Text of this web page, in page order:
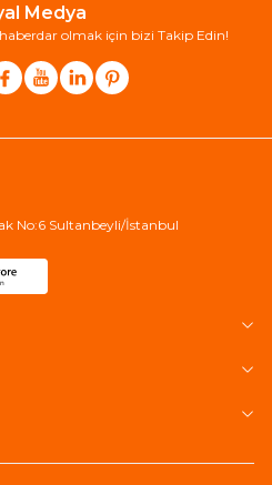
Medya
olmak için bizi Takip Edin!
No:6 Sultanbeyli/İstanbul